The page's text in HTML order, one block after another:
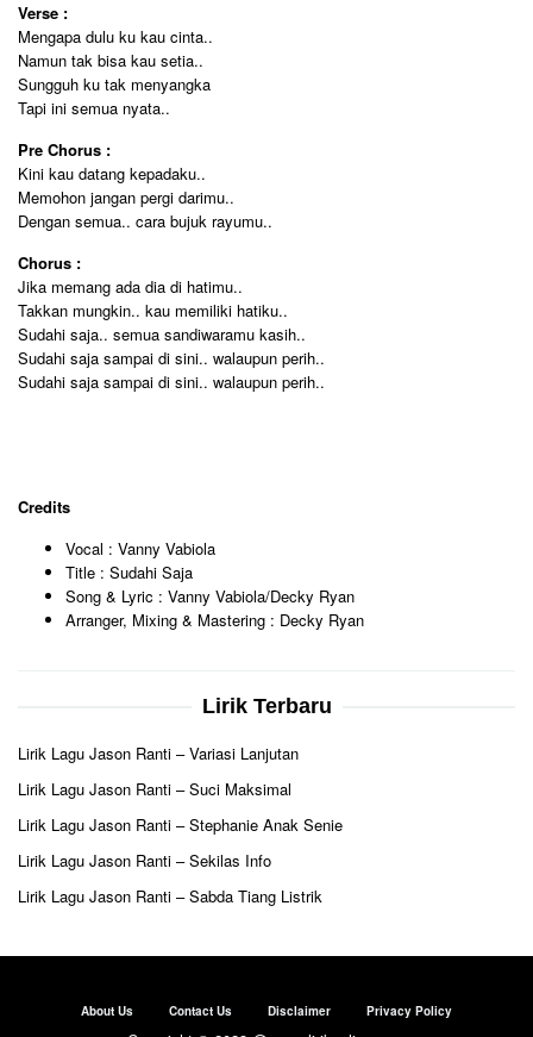
Verse :
Mengapa dulu ku kau cinta..
Namun tak bisa kau setia..
Sungguh ku tak menyangka
Tapi ini semua nyata..
Pre Chorus :
Kini kau datang kepadaku..
Memohon jangan pergi darimu..
Dengan semua.. cara bujuk rayumu..
Chorus :
Jika memang ada dia di hatimu..
Takkan mungkin.. kau memiliki hatiku..
Sudahi saja.. semua sandiwaramu kasih..
Sudahi saja sampai di sini.. walaupun perih..
Sudahi saja sampai di sini.. walaupun perih..
Credits
Vocal : Vanny Vabiola
Title : Sudahi Saja
Song & Lyric : Vanny Vabiola/Decky Ryan
Arranger, Mixing & Mastering : Decky Ryan
Lirik Terbaru
Lirik Lagu Jason Ranti – Variasi Lanjutan
Lirik Lagu Jason Ranti – Suci Maksimal
Lirik Lagu Jason Ranti – Stephanie Anak Senie
Lirik Lagu Jason Ranti – Sekilas Info
Lirik Lagu Jason Ranti – Sabda Tiang Listrik
About Us Contact Us Disclaimer Privacy Policy